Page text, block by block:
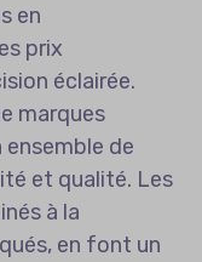
en
prix
éclairée.
marques
ensemble de
et qualité. Les
à la
en font un